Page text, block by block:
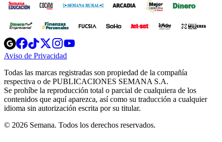
Opens
in
new
Opens
in
new
Opens
in
new
window
Opens
new
windowwindow
Aviso de Privacidad
new
window
Todas las marcas registradas son propiedad de la compañía
respectiva o de PUBLICACIONES SEMANA S.A.
Se prohíbe la reproducción total o parcial de cualquiera de los
contenidos que aquí aparezca, así como su traducción a cualquier
idioma sin autorización escrita por su titular.
© 2026 Semana. Todos los derechos reservados.